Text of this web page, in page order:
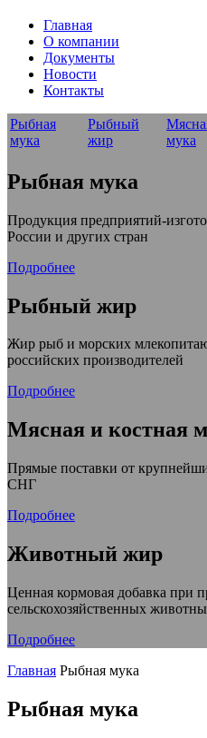
Главная
О компании
Документы
Новости
Контакты
Рыбная
мука
Рыбный
жир
мука
Рыбная мука
Продукция предприятий-
России и других стран
Подробнее
Рыбный жир
Жир рыб и морских
российских производителей
Подробнее
Мясная и костная
Прямые поставки от
СНГ
Подробнее
Животный жир
Ценная кормовая добавка при
сельскохозяйственных
Подробнее
Главная Рыбная мука
Рыбная мука